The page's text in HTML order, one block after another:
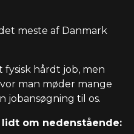
meste af Danmark
hårdt job, men
man møder mange
jobansøgning til os.
om nedenstående: